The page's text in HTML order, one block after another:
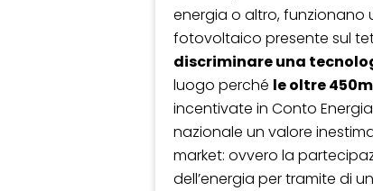
energia o altro, funzionano
fotovoltaico presente sul
discriminare una
luogo perché le oltre
incentivate in Conto
nazionale un valore
market: ovvero la
dell’energia per tramite di